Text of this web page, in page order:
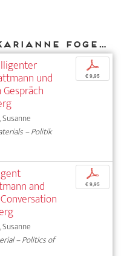
Weitere Texte von Karianne Fogelberg bei DIAPHANES
und
– Politik
p
€ 9,95
and
– Politics of
p
€ 9,95